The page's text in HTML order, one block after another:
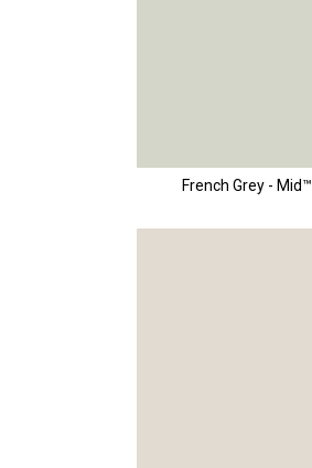
French Grey - Mid™